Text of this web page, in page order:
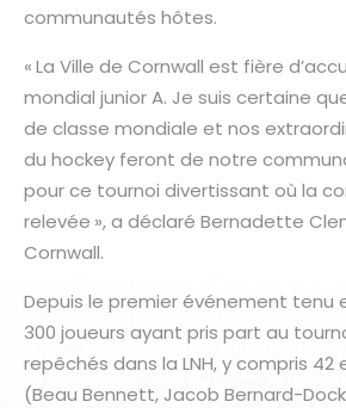
communautés hôtes.
« La Ville de Cornwall est fière
mondial junior A. Je suis certaine
de classe mondiale et nos
du hockey feront de notre
pour ce tournoi divertissant où la
relevée », a déclaré Bernadette
Cornwall.
Depuis le premier événement tenu
300 joueurs ayant pris part au
repêchés dans la LNH, y compris
(Beau Bennett, Jacob Bernard-